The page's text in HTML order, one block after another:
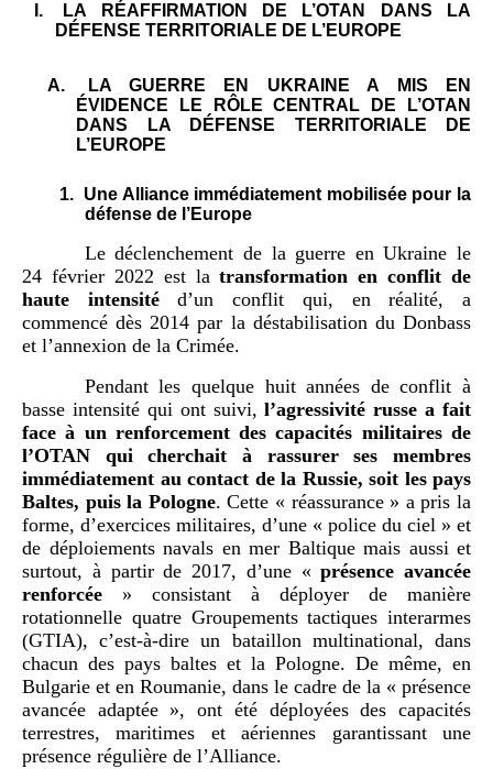
I.
LA RÉAFFIRMATION DE L’OTAN DANS LA
DÉFENSE TERRITORIALE DE L’EUROPE
A.
LA GUERRE EN UKRAINE A MIS EN
ÉVIDENCE LE RÔLE CENTRAL DE L’OTAN
DANS LA DÉFENSE TERRITORIALE DE
L’EUROPE
1. Une Alliance immédiatement mobilisée pour la
défense de l’Europe
Le déclenchement de la guerre en Ukraine le
24 février 2022 est latransformation en conflit de
haute intensitéd’un conflit qui, en réalité, a
commencé dès 2014 par la déstabilisation du Donbass
et l’annexion de la Crimée.
Pendant les quelque huit années de conflit à
basse intensité qui ont suivi,l’agressivité russe a fait
face à un renforcement des capacités militaires de
l’OTAN qui cherchait à rassurer ses membres
immédiatement au contact de la Russie, soit les pays
Baltes, puis la Pologne. Cette « réassurance » a pris la
forme, d’exercices militaires, d’une « police du ciel » et
de déploiements navals en mer Baltique mais aussi et
surtout, à partir de 2017, d’une «présence avancée
renforcée » consistant à déployer de manière
rotationnelle quatre Groupements tactiques interarmes
(GTIA), c’est-à-dire un bataillon multinational, dans
chacun des pays baltes et la Pologne. De même, en
Bulgarie et en Roumanie, dans le cadre de la « présence
avancée adaptée », ont été déployées des capacités
terrestres, maritimes et aériennes garantissant une
présence régulière de l’Alliance.